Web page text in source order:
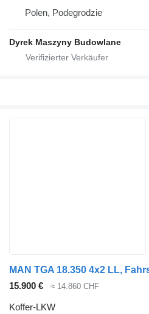
Polen, Podegrodzie
Dyrek Maszyny Budowlane
MAN TGA 18.350 4x2 LL,
15.900 €
≈ 14.860 CHF
Koffer-LKW